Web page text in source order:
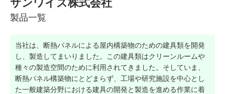
かたなび コラム
すまいリング 設計士インタビュー
Q＆A 販売・施工代理店募集
サンワイズ株式会社
製品一覧
当社は、断熱パネルによる屋内構築物のための建具類を開発
し、製造してまいりました。この建具類はクリーンルームや
種々の製造空間のために利用されてきました。そしていま、
断熱パネル構築物にとどまらず、工場や研究施設を中心とし
た一般建築分野における建具の開発と製造を進める作業に着